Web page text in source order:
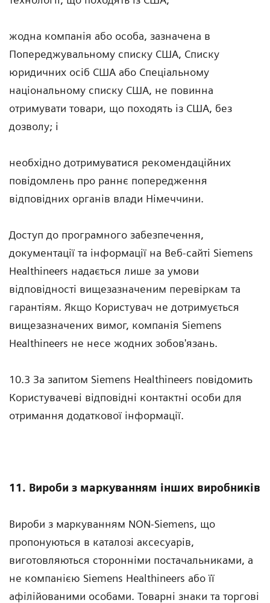
жодна компанія або особа, зазначена в
Попереджувальному списку США, Списку
юридичних осіб США або Спеціальному
національному списку США, не повинна
отримувати товари, що походять із США, без
дозволу; і
необхідно дотримуватися рекомендаційних
повідомлень про раннє попередження
відповідних органів влади Німеччини.
Доступ до програмного забезпечення,
документації та інформації на Веб-сайті Siemens
Healthineers надається лише за умови
відповідності вищезазначеним перевіркам та
гарантіям. Якщо Користувач не дотримується
вищезазначених вимог, компанія Siemens
Healthineers не несе жодних зобов'язань.
10.3 За запитом Siemens Healthineers повідомить
Користувачеві відповідні контактні особи для
отримання додаткової інформації.
11. Вироби з маркуванням інших виробників
Вироби з маркуванням NON-Siemens, що
пропонуються в каталозі аксесуарів,
виготовляються сторонніми постачальниками, а
не компанією Siemens Healthineers або її
афілійованими особами. Товарні знаки та торгові